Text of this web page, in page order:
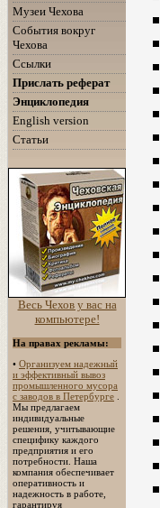
Музеи Чехова
События вокруг
Чехова
Ссылки
Прислать реферат
Энциклопедия
English version
Статьи
Весь Чехов у вас на
компьютере!
На правах рекламы:
• Организуем надежный
и эффективный вывоз
промышленного мусора
с заводов в Петербурге
Мы предлагаем
индивидуальные
решения, учитывающие
специфику каждого
предприятия и его
потребности. Наша
компания обеспечивает
оперативность и
надежность в работе,
гарантируя